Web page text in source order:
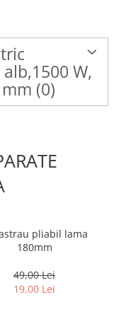
W,
(0)
pliabil lama
180mm
49,00 Lei
19,00 Lei